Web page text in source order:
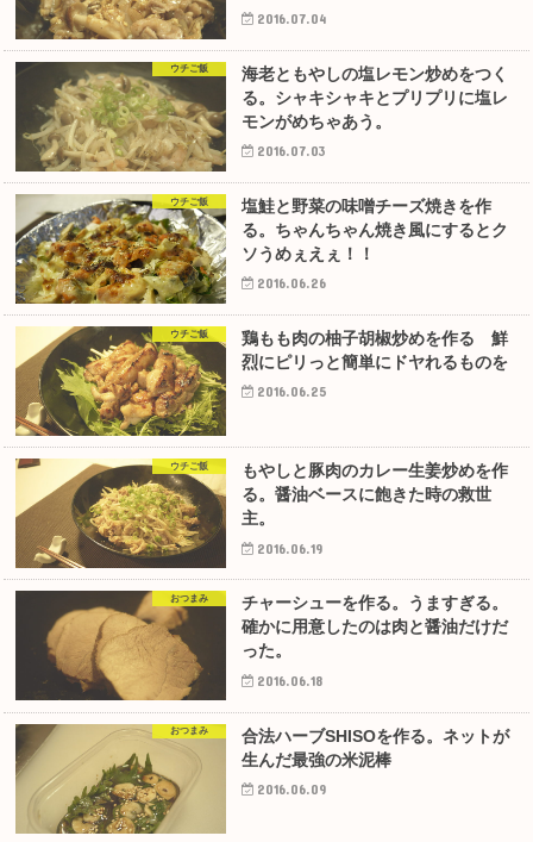
2016.07.04
ウチご飯
海老ともやしの塩レモン炒めをつく
る。シャキシャキとプリプリに塩レ
モンがめちゃあう。
2016.07.03
ウチご飯
塩鮭と野菜の味噌チーズ焼きを作
る。ちゃんちゃん焼き風にするとク
ソうめぇえぇ！！
2016.06.26
ウチご飯
鶏もも肉の柚子胡椒炒めを作る 鮮
烈にピリっと簡単にドヤれるものを
2016.06.25
ウチご飯
もやしと豚肉のカレー生姜炒めを作
る。醤油ベースに飽きた時の救世
主。
2016.06.19
おつまみ
チャーシューを作る。うますぎる。
確かに用意したのは肉と醤油だけだ
った。
2016.06.18
おつまみ
合法ハーブSHISOを作る。ネットが
生んだ最強の米泥棒
2016.06.09